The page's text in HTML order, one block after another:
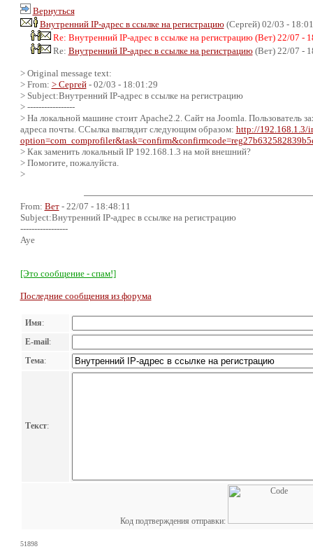
Вернуться
Внутренний IP-адрес в ссылке на регистрацию(Сергей) 02/03 -
Re: Внутренний IP-адрес в ссылке на регистрацию (Вет) 22/07 -
Re: Внутренний IP-адрес в ссылке на регистрацию(Вет) 22/07 -
> Original message text:
> From: > Сергей- 02/03 - 18:01:29
> Subject:Внутренний IP-адрес в ссылке на регистрацию
> -----------------
> На локальной машине стоит Apache2.2. Сайт на Joomla. Пользователь
адреса почты. ССылка выглядит следующим образом: http://192.168.1.3/
> Как заменить локальный IP 192.168.1.3 на мой внешний?
> Помогите, пожалуйста.
>
From: Вет- 22/07 - 18:48:11
Subject:Внутренний IP-адрес в ссылке на регистрацию
-----------------
Ауе
[Это сообщение - спам!]
Последние сообщения из форума
Имя:
E-mail:
Тема:
Текст:
Код подтверждения отправки:
51898